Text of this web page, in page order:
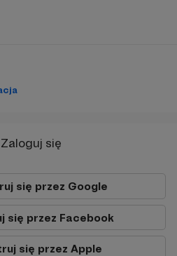
Zaloguj się
się przez Google
się przez Facebook
się przez Apple